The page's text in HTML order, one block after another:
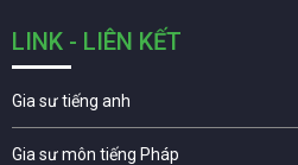
LINK - LIÊN KẾT
Gia sư tiếng anh
Gia sư môn tiếng Pháp